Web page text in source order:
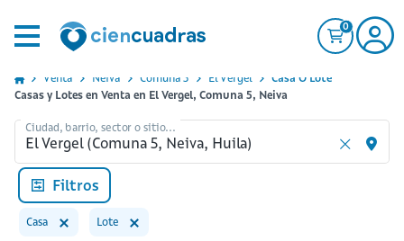
0
Venta Neiva Comuna 5 El Vergel
Casa O Lote
Casas y Lotes en Venta en El Vergel, Comuna 5, Neiva
Ciudad, barrio, sector o sitio...
Filtros
Casa Lote